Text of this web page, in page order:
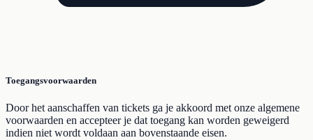
Toegangsvoorwaarden
Door het aanschaffen van tickets ga je akkoord met onze algemene
voorwaarden en accepteer je dat toegang kan worden geweigerd
indien niet wordt voldaan aan bovenstaande eisen.